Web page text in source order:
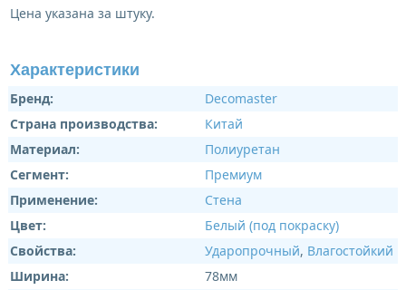
Цена указана за штуку.
Характеристики
Бренд:
Decomaster
Страна производства:
Китай
Материал:
Полиуретан
Сегмент:
Премиум
Применение:
Стена
Цвет:
Белый (под покраску)
Свойства:
Ударопрочный, Влагостойкий
Ширина:
78мм